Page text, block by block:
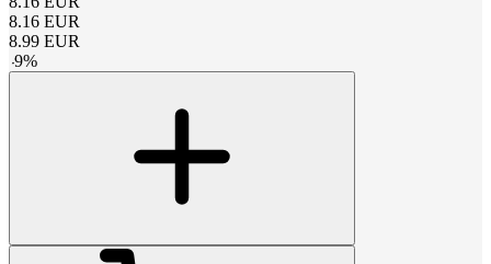
8.16 EUR
8.99 EUR
-9%